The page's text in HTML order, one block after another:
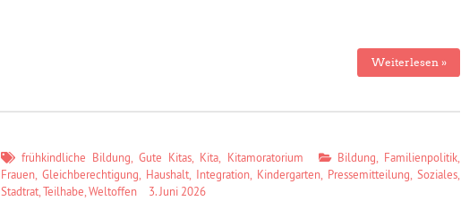
Weiterlesen »
frühkindliche Bildung ,Gute Kitas Kita Kitamoratorium Bildung Familienpolitik
Frauen, Gleichberechtigung Haushalt, Integration, Kindergarten, Pressemitteilung ,Soziales
Stadtrat, Teilhabe Weltoffen 3. Juni 2026